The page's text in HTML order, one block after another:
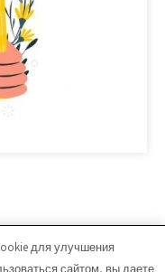
WordPress
для улучшения
сайтом, вы даете